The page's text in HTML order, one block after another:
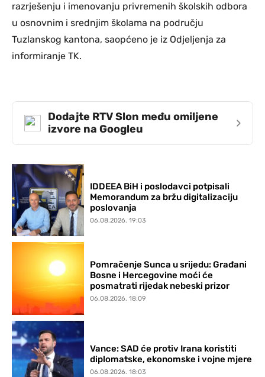
razrješenju i imenovanju privremenih školskih odbora
u osnovnim i srednjim školama na području
Tuzlanskog kantona, saopćeno je iz Odjeljenja za
informiranje TK.
Dodajte RTV Slon među omiljene
izvore na Googleu
›
IDDEEA BiH i poslodavci potpisali
Memorandum za bržu digitalizaciju
poslovanja
06.08.2026. 19:03
Pomračenje Sunca u srijedu: Građani
Bosne i Hercegovine moći će
posmatrati rijedak nebeski prizor
06.08.2026. 18:09
Vance: SAD će protiv Irana koristiti
diplomatske, ekonomske i vojne mjere
06.08.2026. 18:03